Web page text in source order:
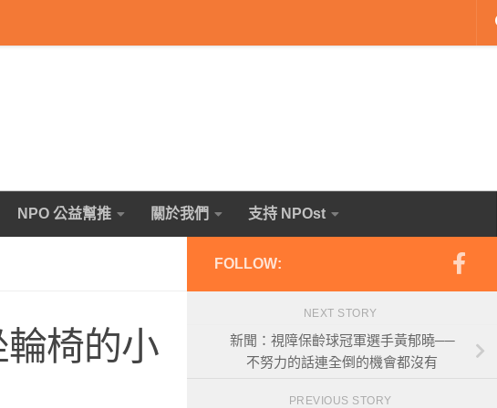
NPO 公益幫推 關於我們 支持 NPOst
椅的小
FOLLOW:
NEXT STORY
新聞：視障保齡球冠軍選手黃郁曉──
不努力的話連全倒的機會都沒有
PREVIOUS STORY